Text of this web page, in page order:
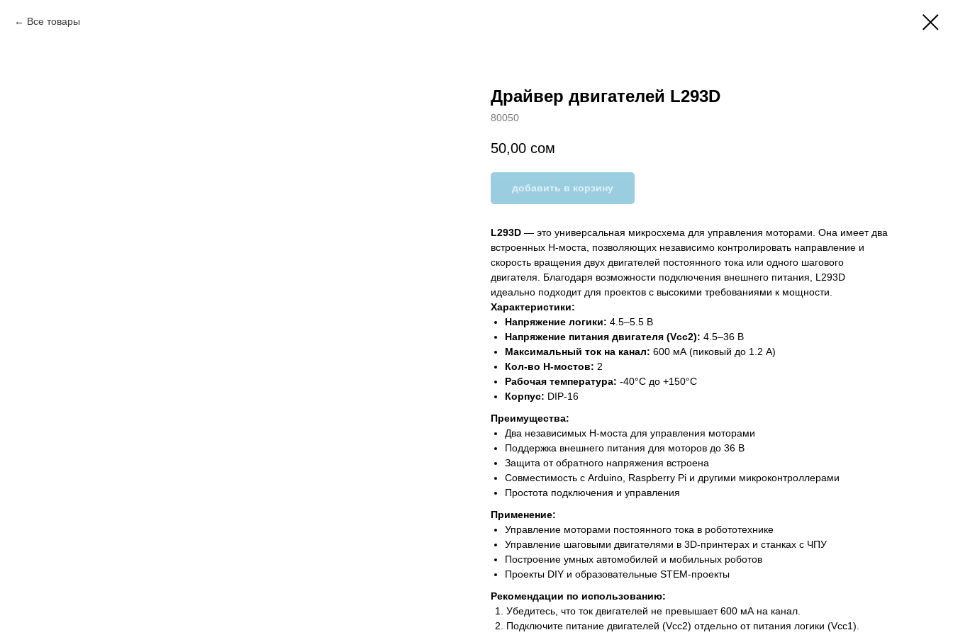
Все товары
Драйвер двигателей L293D
80050
50,00 сом
добавить в корзину
L293D — это универсальная микросхема для управления моторами. Она имеет два
встроенных H-моста, позволяющих независимо контролировать направление и
скорость вращения двух двигателей постоянного тока или одного шагового
двигателя. Благодаря возможности подключения внешнего питания, L293D
идеально подходит для проектов с высокими требованиями к мощности.
Характеристики:
Напряжение логики: 4.5–5.5 В
Напряжение питания двигателя (Vcc2): 4.5–36 В
Максимальный ток на канал: 600 мА (пиковый до 1.2 А)
Кол-во H-мостов: 2
Рабочая температура: -40°C до +150°C
Корпус: DIP-16
Преимущества:
Два независимых H-моста для управления моторами
Поддержка внешнего питания для моторов до 36 В
Защита от обратного напряжения встроена
Совместимость с Arduino, Raspberry Pi и другими микроконтроллерами
Простота подключения и управления
Применение:
Управление моторами постоянного тока в робототехнике
Управление шаговыми двигателями в 3D-принтерах и станках с ЧПУ
Построение умных автомобилей и мобильных роботов
Проекты DIY и образовательные STEM-проекты
Рекомендации по использованию:
Убедитесь, что ток двигателей не превышает 600 мА на канал.
Подключите питание двигателей (Vcc2) отдельно от питания логики (Vcc1).